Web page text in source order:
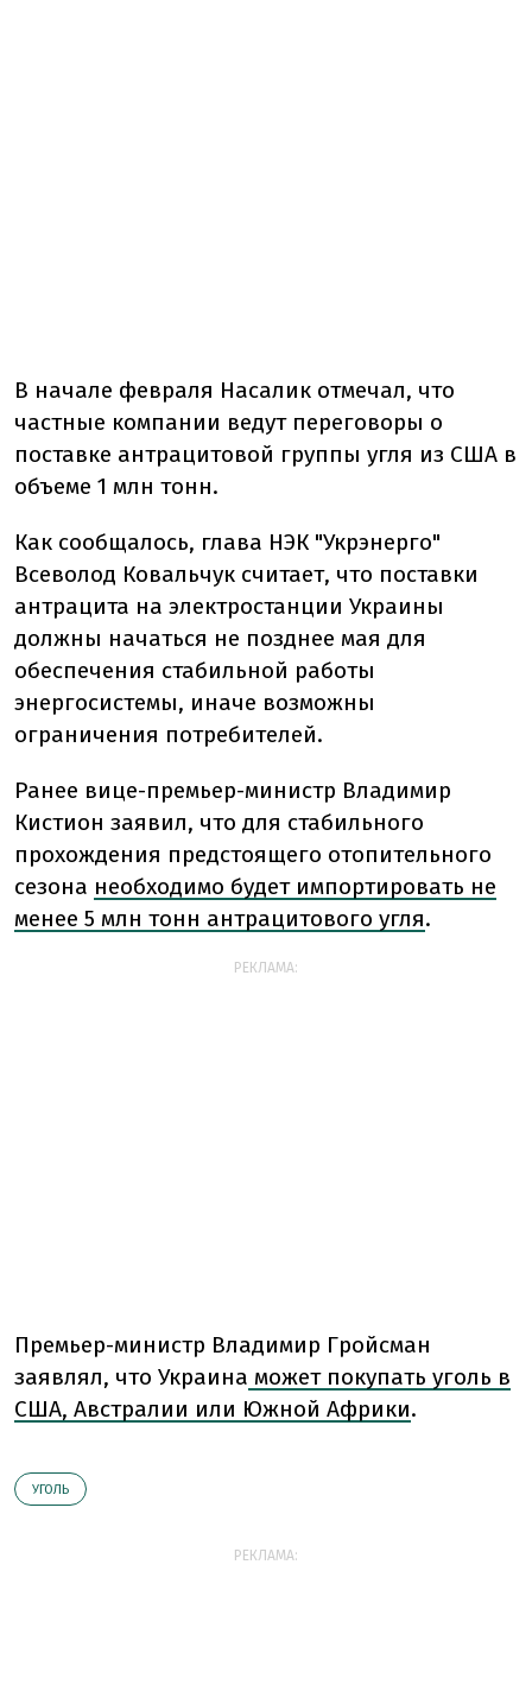
В начале февраля Насалик отмечал, что
частные компании ведут переговоры о
поставке антрацитовой группы угля из США в
объеме 1 млн тонн.
Как сообщалось, глава НЭК "Укрэнерго"
Всеволод Ковальчук считает, что поставки
антрацита на электростанции Украины
должны начаться не позднее мая для
обеспечения стабильной работы
энергосистемы, иначе возможны
ограничения потребителей.
Ранее вице-премьер-министр Владимир
Кистион заявил, что для стабильного
прохождения предстоящего отопительного
сезона необходимо будет импортировать не
менее 5 млн тонн антрацитового угля.
РЕКЛАМА:
Премьер-министр Владимир Гройсман
заявлял, что Украина может покупать уголь в
США, Австралии или Южной Африки.
УГОЛЬ
РЕКЛАМА: